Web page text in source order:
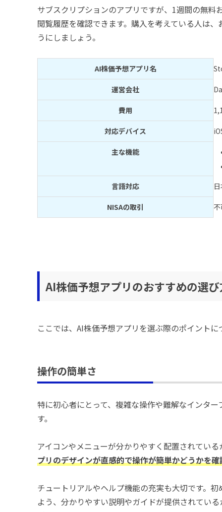
サブスクリプションのアプリですが、1週間の無
閲覧履歴を確認できます。購入を考えている人は
うにしましょう。
AI株価予想アプリ名
運営会社
費用
対応デバイス
主な機能
言語対応
NISAの取引
AI株価予想アプリのおすすめの選
ここでは、AI株価予想アプリを選ぶ際のポイント
操作の簡単さ
特に初心者にとって、複雑な操作や難解なインタ
す。
アイコンやメニューが分かりやすく配置されてい
プリのデザインが直感的で操作が簡単かどうかを確
チュートリアルやヘルプ機能の充実も大切です。
よう、分かりやすい説明やガイドが提供されてい